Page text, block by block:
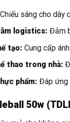
Chiếu sáng cho dây
logistics: Đảm
tạo: Cung cấp
thao trong nhà:
phẩm: Đáp ứng
50w